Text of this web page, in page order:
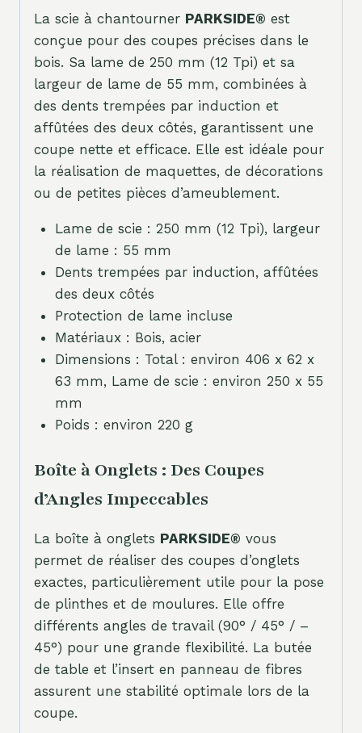
La scie à chantourner PARKSIDE® est
conçue pour des coupes précises dans le
bois. Sa lame de 250 mm (12 Tpi) et sa
largeur de lame de 55 mm, combinées à
des dents trempées par induction et
affûtées des deux côtés, garantissent une
coupe nette et efficace. Elle est idéale pour
la réalisation de maquettes, de décorations
ou de petites pièces d’ameublement.
Lame de scie : 250 mm (12 Tpi), largeur
de lame : 55 mm
Dents trempées par induction, affûtées
des deux côtés
Protection de lame incluse
Matériaux : Bois, acier
Dimensions : Total : environ 406 x 62 x
63 mm, Lame de scie : environ 250 x 55
mm
Poids : environ 220 g
Boîte à Onglets : Des Coupes
d’Angles Impeccables
La boîte à onglets PARKSIDE® vous
permet de réaliser des coupes d’onglets
exactes, particulièrement utile pour la pose
de plinthes et de moulures. Elle offre
différents angles de travail (90° / 45° / –
45°) pour une grande flexibilité. La butée
de table et l’insert en panneau de fibres
assurent une stabilité optimale lors de la
coupe.